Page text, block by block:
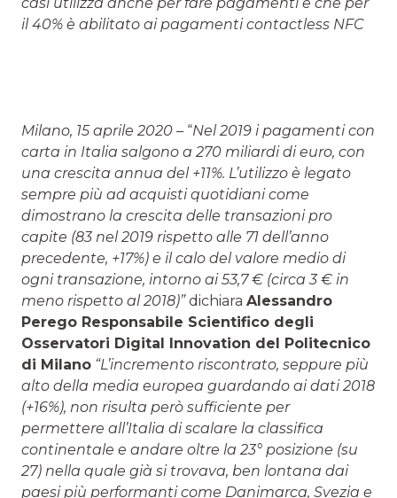
il 40% è abilitato ai pagamenti contactless NFC
Milano, 15 aprile 2020 – “Nel 2019 i pagamenti con
carta in Italia salgono a 270 miliardi di euro, con
una crescita annua del +11%. L’utilizzo è legato
sempre più ad acquisti quotidiani come
dimostrano la crescita delle transazioni pro
capite (83 nel 2019 rispetto alle 71 dell’anno
precedente, +17%) e il calo del valore medio di
ogni transazione, intorno ai 53,7 € (circa 3 € in
meno rispetto al 2018)”dichiara Alessandro
Perego Responsabile Scientifico degli
Osservatori Digital Innovation del Politecnico
di Milano “L’incremento riscontrato, seppure più
alto della media europea guardando ai dati 2018
(+16%), non risulta però sufficiente per
permettere all’Italia di scalare la classifica
continentale e andare oltre la 23° posizione (su
27) nella quale già si trovava, ben lontana dai
paesi più performanti come Danimarca, Svezia e